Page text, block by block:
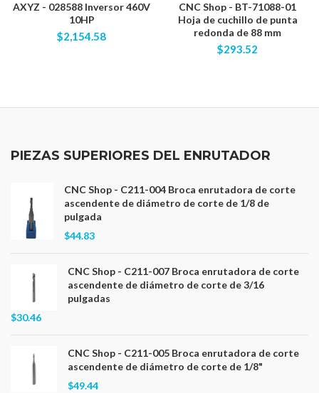
AXYZ - 028588 Inversor 460V
10HP
$2,154.58
CNC Shop - BT-71088-01
Hoja de cuchillo de punta
redonda de 88 mm
$293.52
PIEZAS SUPERIORES DEL ENRUTADOR
CNC Shop - C211-004 Broca enrutadora de corte
ascendente de diámetro de corte de 1/8 de
pulgada
$44.83
CNC Shop - C211-007 Broca enrutadora de corte
ascendente de diámetro de corte de 3/16
pulgadas
$30.46
CNC Shop - C211-005 Broca enrutadora de corte
ascendente de diámetro de corte de 1/8"
$49.44